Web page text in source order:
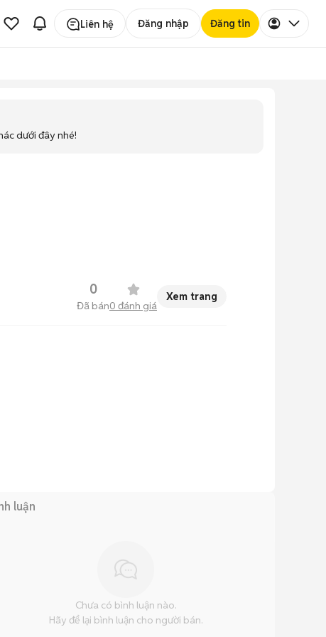
Liên hệ Đăng nhập Đăng tin
dưới đây nhé!
0
Đã bán0 đánh giá
Xem trang
luận
Chưa có bình luận nào.
Hãy để lại bình luận cho người bán.